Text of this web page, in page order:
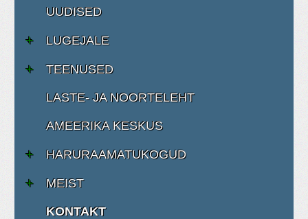
UUDISED
LUGEJALE
TEENUSED
LASTE- JA NOORTELEHT
AMEERIKA KESKUS
HARURAAMATUKOGUD
MEIST
KONTAKT